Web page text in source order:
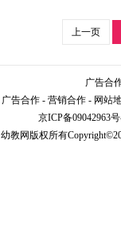
上一页
广告合
广告合作 - 营销合作 - 网站
京ICP备09042963
幼教网版权所有